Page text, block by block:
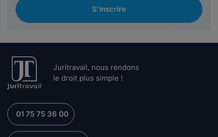
S'inscrire
Juritravail, nous rendons
le droit plus simple !
01 75 75 36 00